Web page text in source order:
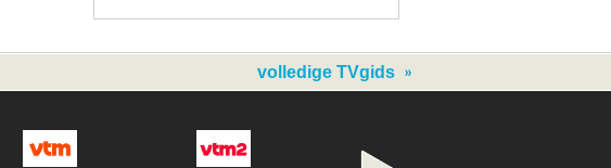
volledige TVgids